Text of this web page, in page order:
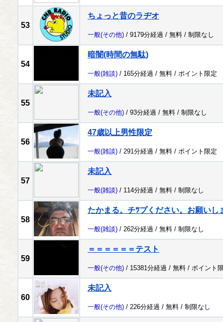
53
ちょっと昔のラヂオ
一般(その他) / 9179分経過 / 無料 / 制限なし
54
暗闇(時間の無駄)
一般(雑談) / 165分経過 / 無料 / ポイント限定
55
未記入
一般(その他) / 93分経過 / 無料 / 制限なし
56
47歳以上男性限定
一般(雑談) / 291分経過 / 無料 / ポイント限定
57
未記入
一般(雑談) / 114分経過 / 無料 / 制限なし
58
たかまる。チﾂプください。お願いし
一般(雑談) / 262分経過 / 無料 / 制限なし
59
＝＝＝＝＝＝テスト
一般(その他) / 15381分経過 / 無料 / ポイント
60
未記入
一般(その他) / 226分経過 / 無料 / 制限なし